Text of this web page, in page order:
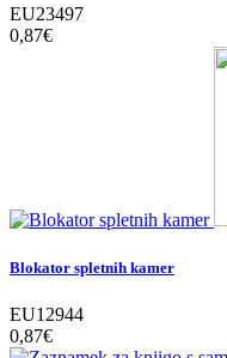
EU23497
0,87‎€
Blokator spletnih kamer
EU12944
0,87‎€